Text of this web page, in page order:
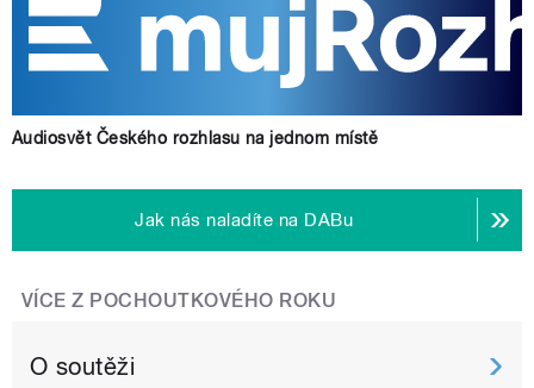
Audiosvět Českého rozhlasu na jednom místě
Jak nás naladíte na DABu
VÍCE Z POCHOUTKOVÉHO ROKU
O soutěži